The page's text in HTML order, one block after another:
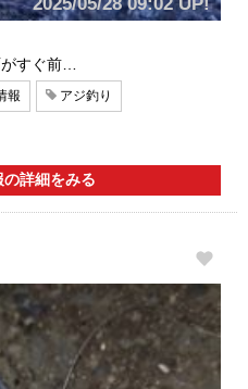
すぐ前…
報 アジ釣り
詳細をみる